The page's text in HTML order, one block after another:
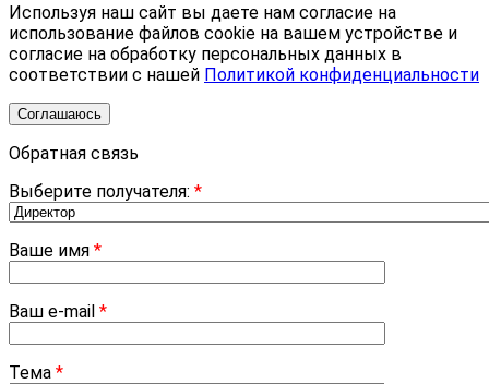
Используя наш сайт вы даете нам согласие на
использование файлов cookie на вашем устройстве и
согласие на обработку персональных данных в
соответствии с нашей Политикой конфиденциальности
Соглашаюсь
Обратная связь
Выберите получателя: *
Ваше имя *
Ваш e-mail *
Тема *